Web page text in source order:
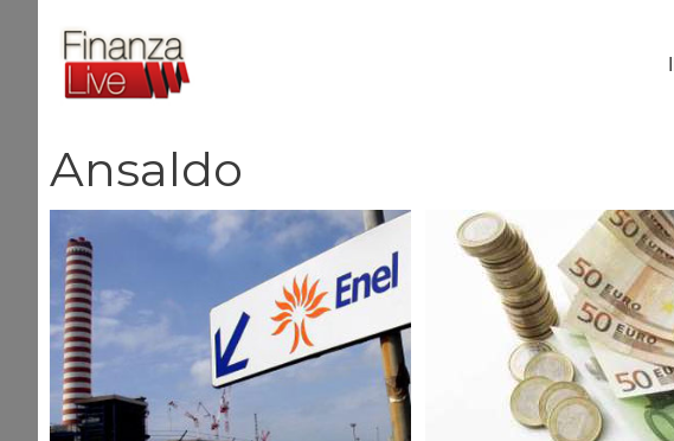
contenuto
Ansaldo